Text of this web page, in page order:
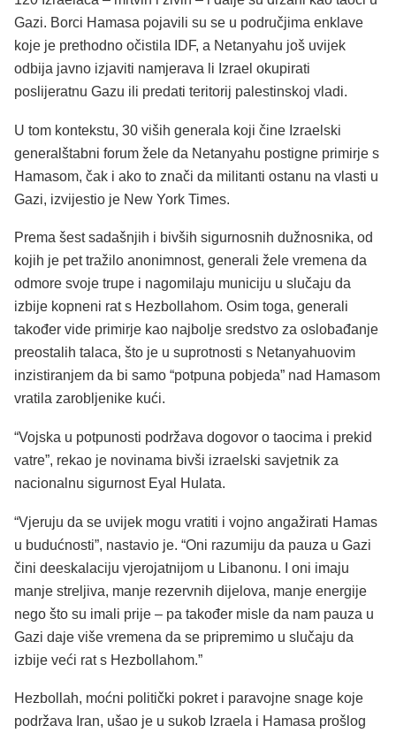
Gazi. Borci Hamasa pojavili su se u područjima enklave
koje je prethodno očistila IDF, a Netanyahu još uvijek
odbija javno izjaviti namjerava li Izrael okupirati
poslijeratnu Gazu ili predati teritorij palestinskoj vladi.
U tom kontekstu, 30 viših generala koji čine Izraelski
generalštabni forum žele da Netanyahu postigne primirje s
Hamasom, čak i ako to znači da militanti ostanu na vlasti u
Gazi, izvijestio je New York Times.
Prema šest sadašnjih i bivših sigurnosnih dužnosnika, od
kojih je pet tražilo anonimnost, generali žele vremena da
odmore svoje trupe i nagomilaju municiju u slučaju da
izbije kopneni rat s Hezbollahom. Osim toga, generali
također vide primirje kao najbolje sredstvo za oslobađanje
preostalih talaca, što je u suprotnosti s Netanyahuovim
inzistiranjem da bi samo “potpuna pobjeda” nad Hamasom
vratila zarobljenike kući.
“Vojska u potpunosti podržava dogovor o taocima i prekid
vatre”, rekao je novinama bivši izraelski savjetnik za
nacionalnu sigurnost Eyal Hulata.
“Vjeruju da se uvijek mogu vratiti i vojno angažirati Hamas
u budućnosti”, nastavio je. “Oni razumiju da pauza u Gazi
čini deeskalaciju vjerojatnijom u Libanonu. I oni imaju
manje streljiva, manje rezervnih dijelova, manje energije
nego što su imali prije – pa također misle da nam pauza u
Gazi daje više vremena da se pripremimo u slučaju da
izbije veći rat s Hezbollahom.”
Hezbollah, moćni politički pokret i paravojne snage koje
podržava Iran, ušao je u sukob Izraela i Hamasa prošlog